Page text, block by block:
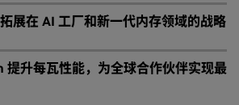
展在 AI 工厂和新一代内存领域的战略
提升每瓦性能，为全球合作伙伴实现最